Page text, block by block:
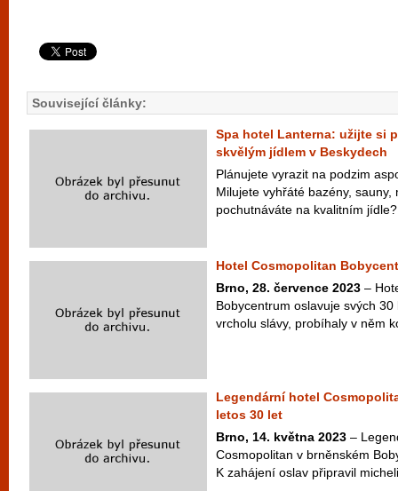
Související články:
Spa hotel Lanterna: užijte si
skvělým jídlem v Beskydech
Plánujete vyrazit na podzim
Milujete vyhřáté bazény, sauny,
pochutnáváte na kvalitním
Hotel Cosmopolitan
Brno, 28. července 2023 –
Bobycentrum oslavuje svých
vrcholu slávy, probíhaly v něm
Legendární hotel
letos 30 let
Brno, 14. května 2023 –
Cosmopolitan v brněnském
K zahájení oslav připravil